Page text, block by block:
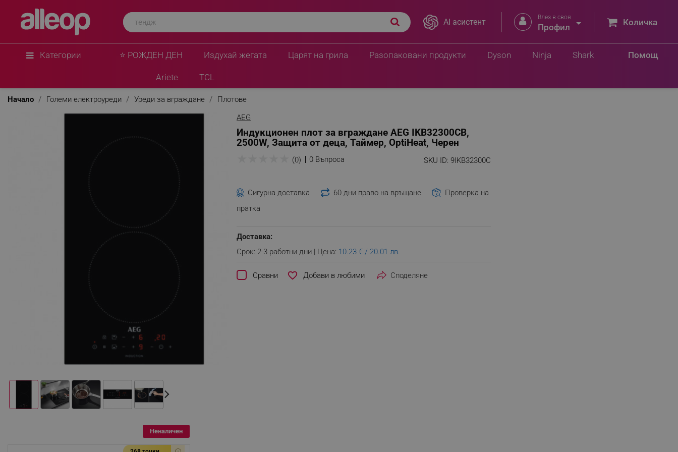
AI асистент  Влез в своя
Профил  Количка
Категории ⭐ РОЖДЕН ДЕН Издухай жегата Царят на грила Разопаковани продукти Помощ
Dyson Ninja Shark
Ariete TCL
Начало Големи електроуреди Уреди за вграждане
Плотове
AEG
Индукционен плот за вграждане AEG IKB32300CB,
2500W, Защита от деца, Таймер, OptiHeat, Черен
SKU ID: 9IKB32300C
(0) 0 Въпроса
Сигурна доставка 60 дни право на връщане
Проверка на
пратка
Доставка:
Срок: 2-3 работни дни | Цена: 10.23 € / 20.01 лв.
Сравни favorite_border Споделяне
Неналичен